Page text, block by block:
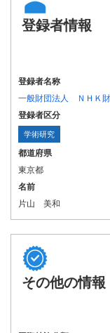
登録者情報
登録者名称
一般財団法人 ＮＨＫ
登録者区分
学術研究
都道府県
東京都
名前
片山 美和
その他の情報